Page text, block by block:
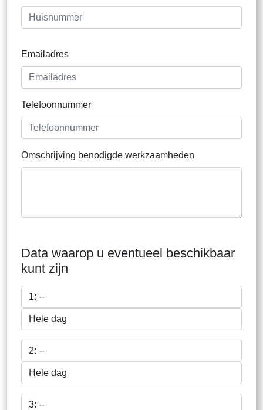
Emailadres
Telefoonnummer
Omschrijving benodigde werkzaamheden
Data waarop u eventueel beschikbaar
kunt zijn